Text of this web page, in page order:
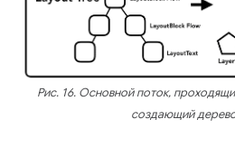
Рис. 16. Основной поток,
создающий